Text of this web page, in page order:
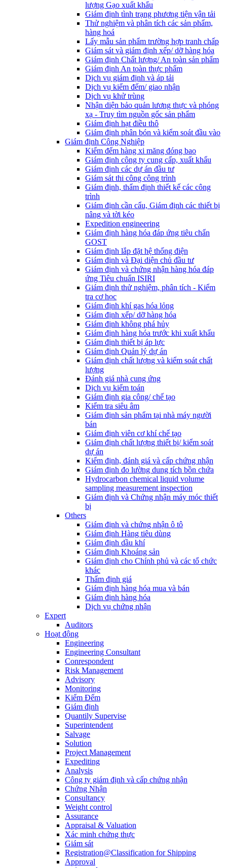
lượng Gạo xuất khẩu
Giám định tình trạng phương tiện vận tải
Thử nghiệm và phân tích các sản phẩm,
hàng hoá
Lấy mẫu sản phẩm trường hợp tranh chấp
Giám sát và giám định xếp/ dỡ hàng hóa
Giám định Chất lượng/ An toàn sản phẩm
Giám định An toàn thực phẩm
Dịch vụ giám định và áp tải
Dịch vụ kiểm đếm/ giao nhận
Dịch vụ khử trùng
Nhận diện bảo quản lương thực và phóng
xạ - Truy tìm nguồn gốc sản phẩm
Giám định hạt điều thô
Giám định phân bón và kiểm soát đầu vào
Giám định Công Nghiệp
Kiểm đếm hàng xi măng đóng bao
Giám định công ty cung cấp, xuất khẩu
Giám định các dự án đầu tư
Giám sát thi công công trình
Giám định, thẩm định thiết kế các công
trình
Giám định cần cẩu, Giám định các thiết bị
nâng và tời kéo
Expedition engineering
Giám định hàng hóa đáp ứng tiêu chẩn
GOST
Giám định lắp đặt hệ thống điện
Giám định và Đại diện chủ đầu tư
Giám định và chứng nhận hàng hóa đáp
ứng Tiêu chuẩn ISIRI
Giám định thử nghiệm, phân tích - Kiểm
tra cơ học
Giám định khí gas hóa lỏng
Giám định xếp/ dỡ hàng hóa
Giám định không phá hủy
Giám định hàng hóa trước khi xuất khẩu
Giám định thiết bị áp lực
Giám định Quản lý dự án
Giám định chất lượng và kiểm soát chất
lượng
Đánh giá nhà cung ứng
Dịch vụ kiểm toán
Giám định gia công/ chế tạo
Kiểm tra siêu âm
Giám định sản phẩm tại nhà máy người
bán
Giám định viên cơ khí chế tạo
Giám định chất lượng thiết bị/ kiểm soát
dự án
Kiểm định, đánh giá và cấp chứng nhận
Giám định đo lường dung tích bồn chứa
Hydrocarbon chemical liquid volume
sampling measurement inspection
Giám định và Chứng nhận máy móc thiết
bị
Others
Giám định và chứng nhận ô tô
Giám định Hàng tiêu dùng
Giám định dầu khí
Giám định Khoáng sản
Giám định cho Chính phủ và các tổ chức
khác
Thẩm định giá
Giám định hàng hóa mua và bán
Giám định hàng hóa
Dịch vụ chứng nhận
Expert
Auditors
Hoạt động
Engineering
Engineering Consultant
Conrespondent
Risk Management
Advisory
Monitoring
Kiểm Đếm
Giám định
Quantily Supervise
Superintendent
Salvage
Solution
Project Management
Expediting
Analysis
Công ty giám định và cấp chứng nhận
Chứng Nhận
Consultancy
Weight control
Assurance
Appraisal & Valuation
Xác minh chứng thực
Giám sát
Registration@Classification for Shipping
Approval